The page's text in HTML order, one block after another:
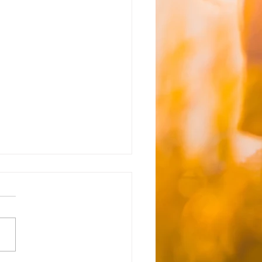
のお知らせ☆
≪ご自宅お迎え到着時間